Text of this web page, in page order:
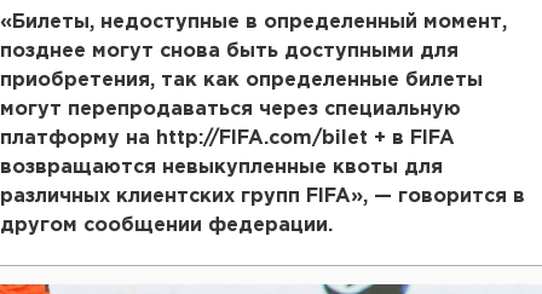
«Билеты, недоступные в определенный момент,
позднее могут снова быть доступными для
приобретения, так как определенные билеты
могут перепродаваться через специальную
платформу на http://FIFA.com/bilet + в FIFA
возвращаются невыкупленные квоты для
различных клиентских групп FIFA», — говорится в
другом сообщении федерации.